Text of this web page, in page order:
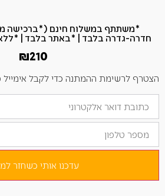
חדרה-גדרה בלבד | *באתר בלבד |
₪210
הצטרף לרשימת ההמתנה כדי לקבל אימייל
הזן
את
כתובת
הדוא"ל
שלך
כדי
למוצר
מספר
טלפון
עדכנו אותי כשחזר